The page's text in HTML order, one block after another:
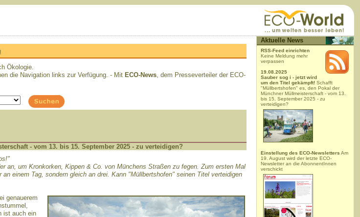
Ökologie.
die Navigation links zur Verfügung. - Mit ECO-News, dem Presseverteiler der ECO-
- vom 13. bis 15. September 2025 - zu verteidigen?
an, um Kronkorken, Kippen & Co. von Münchens Straßen zu fegen. Zum ersten Mal
einem Tag, sondern gleich an drei. Kann "Müllbertshofen" seinen Titel verteidigen
genauerem
ist auch ein
Aktuelle News
RSS-Feed einrichten
Keine Meldung mehr
verpassen
19.08.2025
Sauber sog i - jetzt wird
um den Titel gekämpft! Schafft
"Müllbertshofen" es, den Pokal der
Münchner Müllmeisterschaft - vom 13.
bis 15. September 2025 - zu
verteidigen?
Einstellung des ECO-Newsletters Am
19. August wird der letzte ECO-
Newsletter an die AbonnentInnen
verschickt